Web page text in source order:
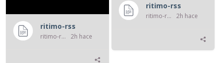
ritimo-rss
ritimo-rss 2h hace
ritimo-rss
ritimo-rss 2h hace